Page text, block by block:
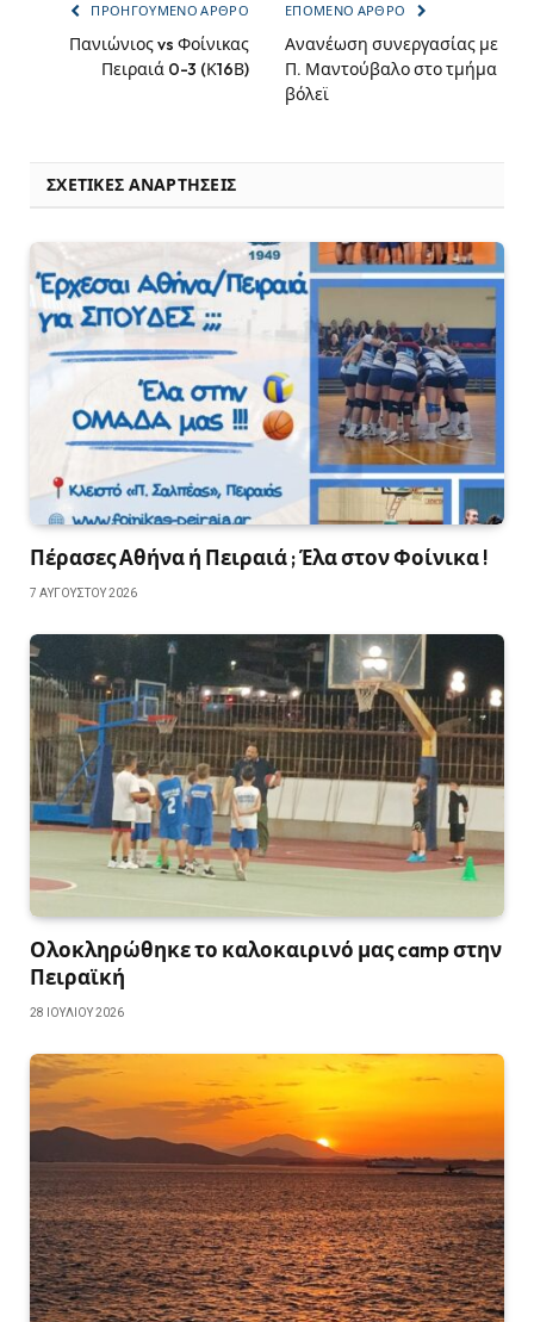
ΠΡΟΗΓΟΎΜΕΝΟ ΆΡΘΡΟ
Πανιώνιος vs Φοίνικας
Πειραιά 0-3 (Κ16Β)
ΕΠΌΜΕΝΟ ΆΡΘΡΟ
Ανανέωση συνεργασίας με
Π. Μαντούβαλο στο τμήμα
βόλεϊ
ΣΧΕΤΙΚΈΣ ΑΝΑΡΤΉΣΕΙΣ
Πέρασες Αθήνα ή Πειραιά ; Έλα στον Φοίνικα !
7 ΑΥΓΟΎΣΤΟΥ 2026
Ολοκληρώθηκε το καλοκαιρινό μας camp στην
Πειραϊκή
28 ΙΟΥΛΊΟΥ 2026